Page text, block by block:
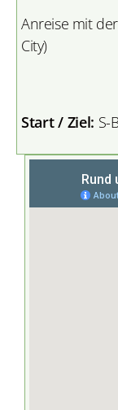
Anreise mit
City)
Start / Ziel: S-